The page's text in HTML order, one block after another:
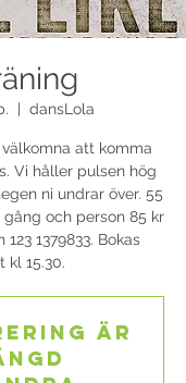
dansLola
att komma
Vi håller pulsen hög
ni undrar över. 55
och person 85 kr
1379833. Bokas
kl 15.30.
är